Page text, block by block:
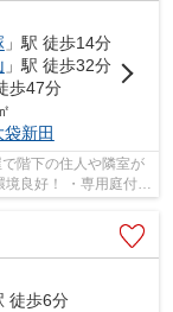
」駅 徒歩14分
」駅 徒歩32分
歩47分
新田
良好！ ・専用庭付き
徒歩6分